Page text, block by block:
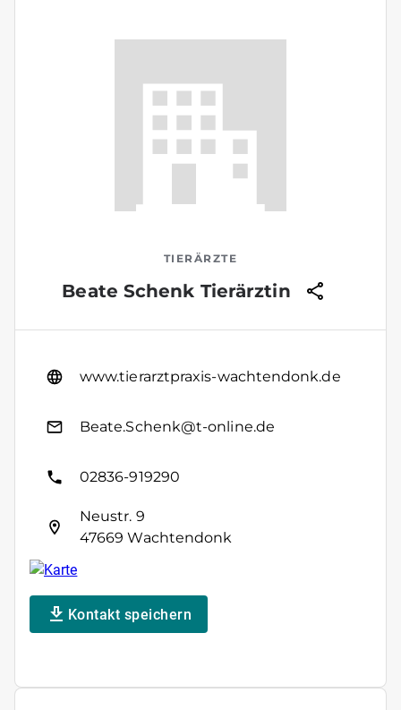
TIERÄRZTE
Beate Schenk Tierärztin
www.tierarztpraxis-wachtendonk.de
Beate.Schenk@t-online.de
02836-919290
Neustr. 9
47669 Wachtendonk
Kontakt speichern